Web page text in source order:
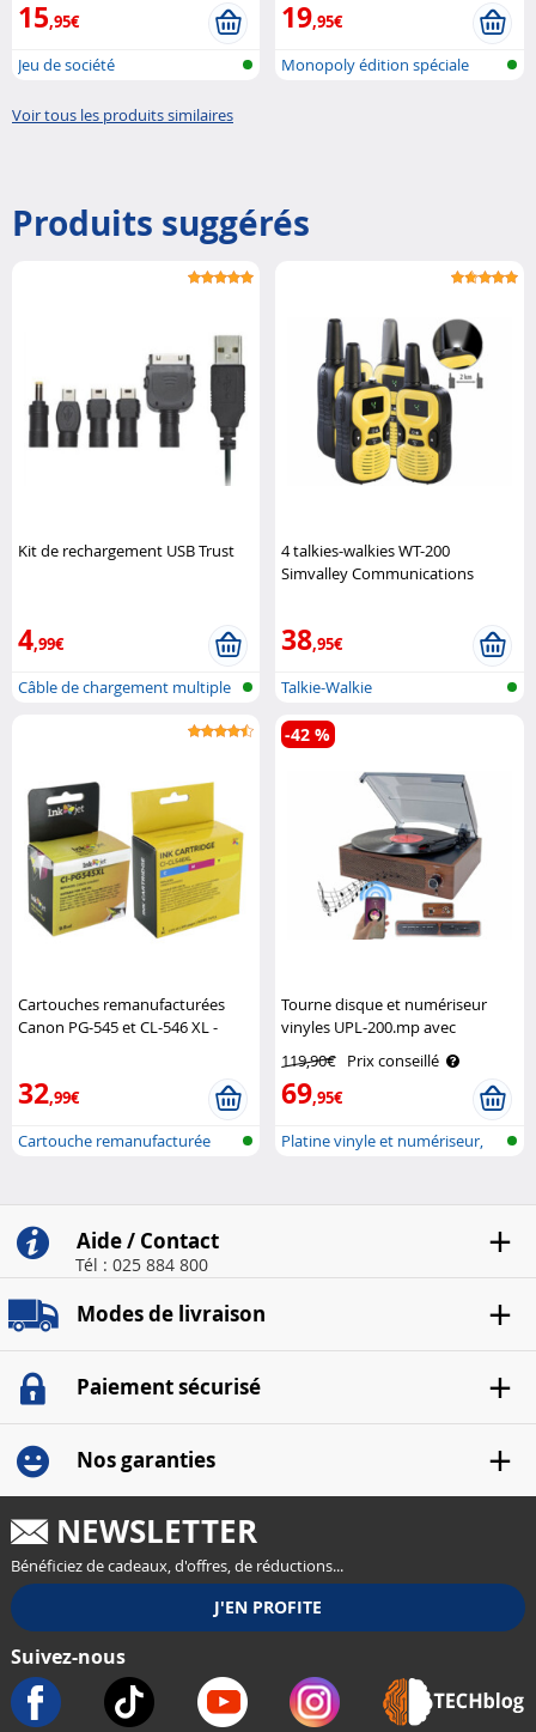
15,95€
Jeu de société
19,95€
Monopoly édition spéciale
Voir tous les produits similaires
Produits suggérés
Kit de rechargement USB Trust
4,99€
Câble de chargement multiple
4 talkies-walkies WT-200
Simvalley Communications
38,95€
Talkie-Walkie
Cartouches remanufacturées
Canon PG-545 et CL-546 XL -
32,99€
Cartouche remanufacturée
Tourne disque et numériseur
vinyles UPL-200.mp avec
fonction bluetooth 5.3 Auvisio
119,90€ Prix conseillé
69,95€
-42 %
Platine vinyle et numériseur,
Aide / Contact
Tél : 025 884 800
Modes de livraison
Paiement sécurisé
Nos garanties
NEWSLETTER
Bénéficiez de cadeaux, d'offres, de réductions...
Suivez-nous